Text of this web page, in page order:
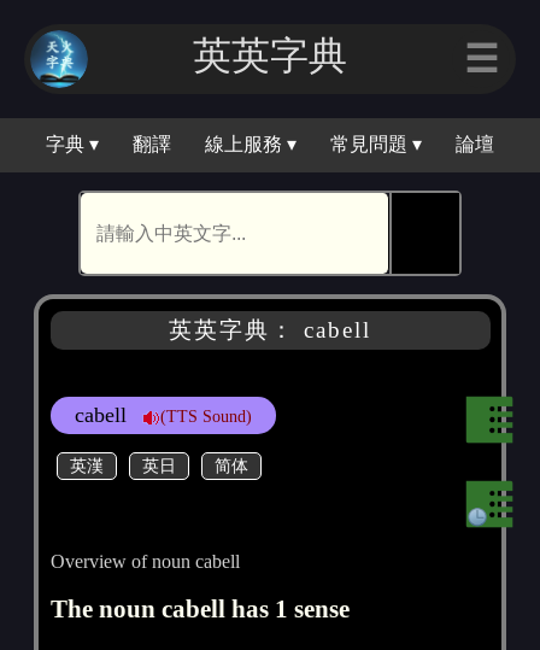
英英字典 ☰
字典 ▾ 翻譯 線上服務 ▾ 常見問題 ▾ 論壇
英英字典： cabell
cabell (TTS Sound)
英漢 英日 简体
Overview of noun cabell
The noun cabell has 1 sense